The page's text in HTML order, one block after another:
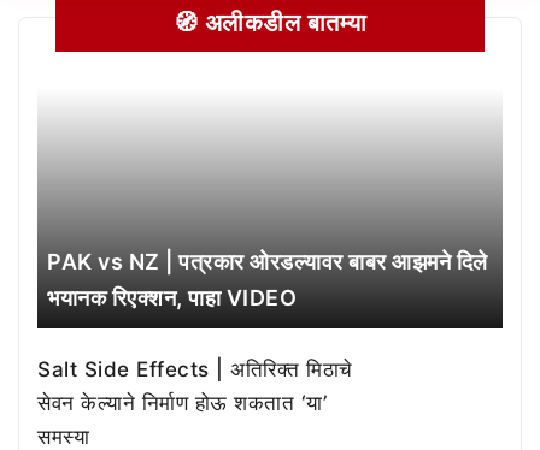
🧭 अलीकडील बातम्या
PAK vs NZ | पत्रकार ओरडल्यावर बाबर आझमने दिले
भयानक रिएक्शन, पाहा VIDEO
Salt Side Effects | अतिरिक्त मिठाचे
सेवन केल्याने निर्माण होऊ शकतात ‘या’
समस्या